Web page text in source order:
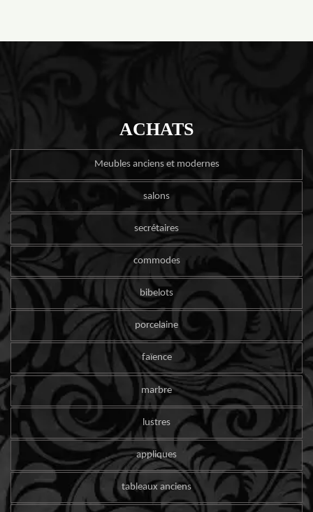
ACHATS
Meubles anciens et modernes
salons
secrétaires
commodes
bibelots
porcelaine
faïence
marbre
lustres
appliques
tableaux anciens